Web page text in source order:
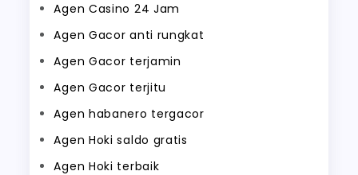
Agen Casino 24 Jam
Agen Gacor anti rungkat
Agen Gacor terjamin
Agen Gacor terjitu
Agen habanero tergacor
Agen Hoki saldo gratis
Agen Hoki terbaik